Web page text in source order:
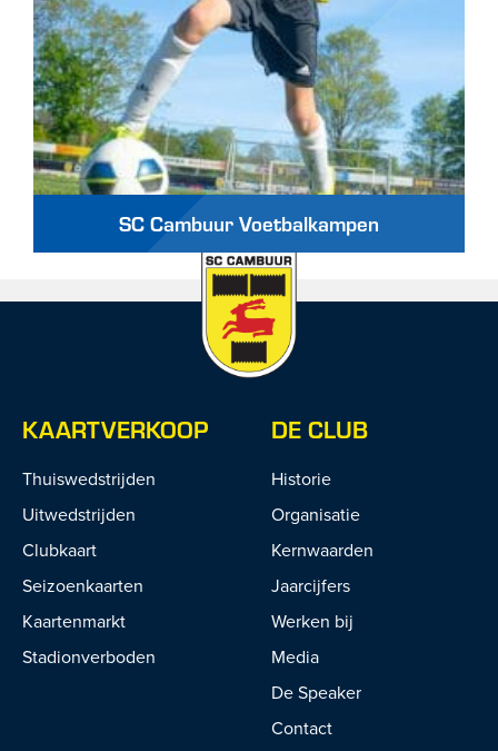
SC Cambuur Voetbalkampen
KAARTVERKOOP
Thuiswedstrijden
Uitwedstrijden
Clubkaart
Seizoenkaarten
Kaartenmarkt
Stadionverboden
DE CLUB
Historie
Organisatie
Kernwaarden
Jaarcijfers
Werken bij
Media
De Speaker
Contact